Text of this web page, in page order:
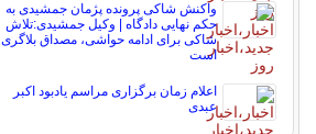
واکنش شاکی پرونده پژمان جمشیدی به
حکم نهایی دادگاه | وکیل جمشیدی:تلاش
شاکی برای ادامه حواشی، مصداق بلاگری
است
اعلام زمان برگزاری مراسم یادبود اکبر
عبدی